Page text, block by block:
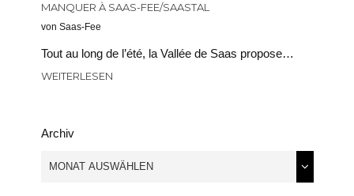
MANQUER À SAAS-FEE/SAASTAL
von Saas-Fee
Tout au long de l’été, la Vallée de Saas propose…
WEITERLESEN
Archiv